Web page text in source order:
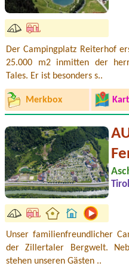
Der Campingplatz Reiterhof
25.000 m2 inmitten der
Tales. Er ist besonders s..
Merkbox
Tirol
Unser familienfreundlicher
der Zillertaler Bergwelt.
stehen unseren Gästen ..